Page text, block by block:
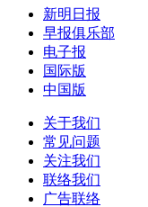
新明日报
早报俱乐部
电子报
国际版
中国版
关于我们
常见问题
关注我们
联络我们
广告联络